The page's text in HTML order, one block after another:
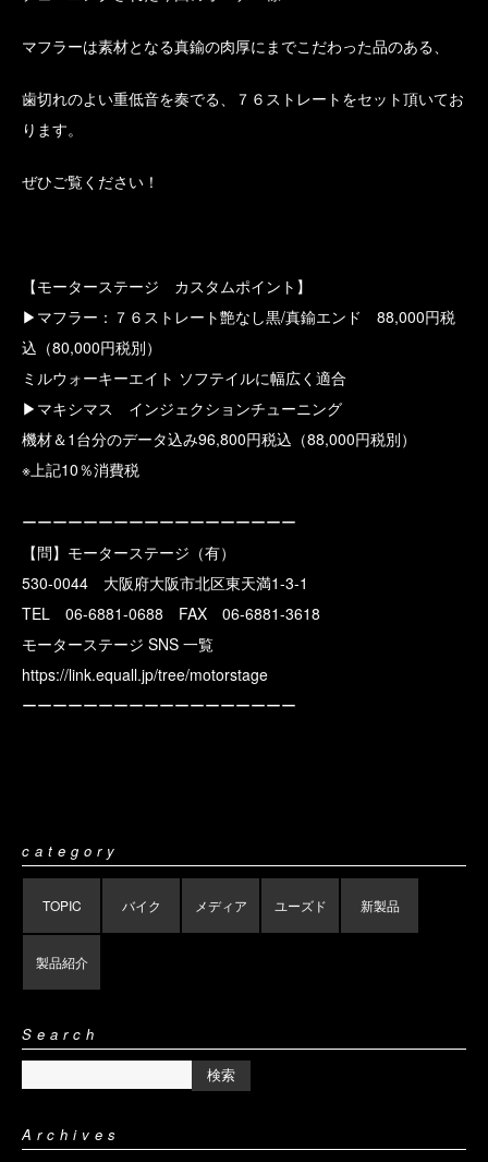
マフラーは素材となる真鍮の肉厚にまでこだわった品のある、
歯切れのよい重低音を奏でる、７６ストレートをセット頂いてお
ります。
ぜひご覧ください！
【モーターステージ カスタムポイント】
▶マフラー：７６ストレート艶なし黒/真鍮エンド 88,000円税
込（80,000円税別）
ミルウォーキーエイト ソフテイルに幅広く適合
▶マキシマス インジェクションチューニング
機材＆1台分のデータ込み96,800円税込（88,000円税別）
※上記10％消費税
ーーーーーーーーーーーーーーーーーー
【問】モーターステージ（有）
530-0044 大阪府大阪市北区東天満1-3-1
TEL 06-6881-0688 FAX 06-6881-3618
モーターステージ SNS 一覧
https://link.equall.jp/tree/motorstage
ーーーーーーーーーーーーーーーーーー
category
TOPIC バイク メディア ユーズド 新製品
製品紹介
Search
Archives